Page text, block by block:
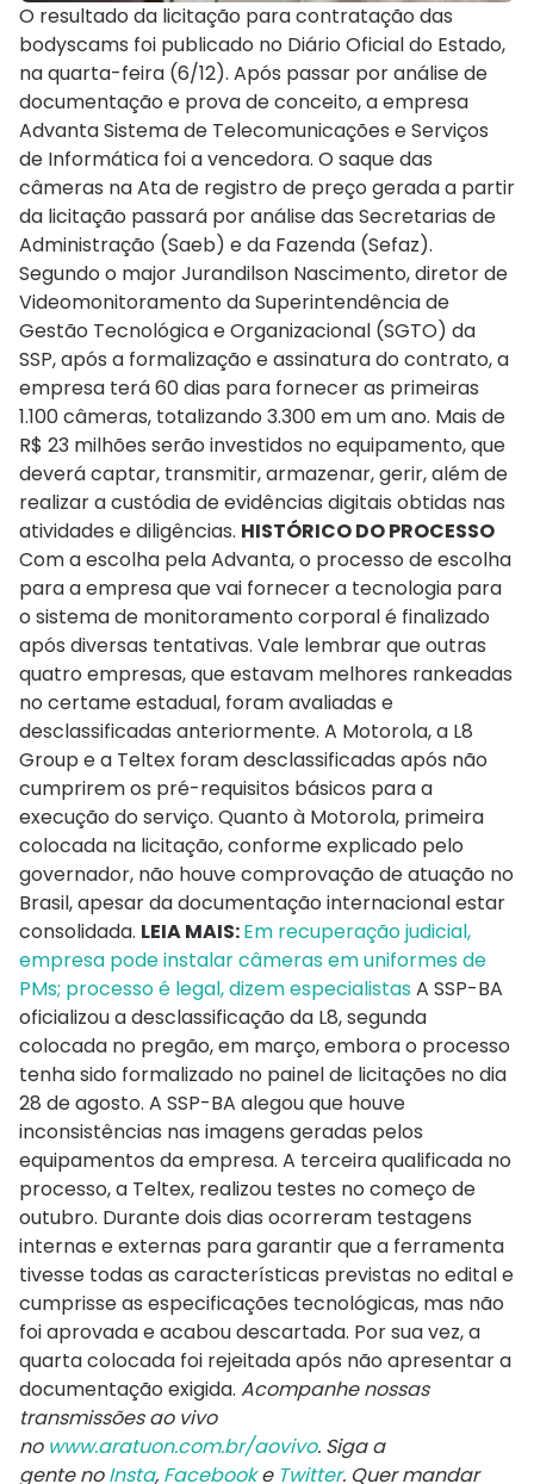
O resultado da licitação para contratação das
bodyscams foi publicado no Diário Oficial do Estado,
na quarta-feira (6/12). Após passar por análise de
documentação e prova de conceito, a empresa
Advanta Sistema de Telecomunicações e Serviços
de Informática foi a vencedora. O saque das
câmeras na Ata de registro de preço gerada a partir
da licitação passará por análise das Secretarias de
Administração (Saeb) e da Fazenda (Sefaz).
Segundo o major Jurandilson Nascimento, diretor de
Videomonitoramento da Superintendência de
Gestão Tecnológica e Organizacional (SGTO) da
SSP, após a formalização e assinatura do contrato, a
empresa terá 60 dias para fornecer as primeiras
1.100 câmeras, totalizando 3.300 em um ano. Mais de
R$ 23 milhões serão investidos no equipamento, que
deverá captar, transmitir, armazenar, gerir, além de
realizar a custódia de evidências digitais obtidas nas
atividades e diligências. HISTÓRICO DO PROCESSO
Com a escolha pela Advanta, o processo de escolha
para a empresa que vai fornecer a tecnologia para
o sistema de monitoramento corporal é finalizado
após diversas tentativas. Vale lembrar que outras
quatro empresas, que estavam melhores rankeadas
no certame estadual, foram avaliadas e
desclassificadas anteriormente. A Motorola, a L8
Group e a Teltex foram desclassificadas após não
cumprirem os pré-requisitos básicos para a
execução do serviço. Quanto à Motorola, primeira
colocada na licitação, conforme explicado pelo
governador, não houve comprovação de atuação no
Brasil, apesar da documentação internacional estar
consolidada. LEIA MAIS:Em recuperação judicial,
empresa pode instalar câmeras em uniformes de
PMs; processo é legal, dizem especialistasA SSP-BA
oficializou a desclassificação da L8, segunda
colocada no pregão, em março, embora o processo
tenha sido formalizado no painel de licitações no dia
28 de agosto. A SSP-BA alegou que houve
inconsistências nas imagens geradas pelos
equipamentos da empresa. A terceira qualificada no
processo, a Teltex, realizou testes no começo de
outubro. Durante dois dias ocorreram testagens
internas e externas para garantir que a ferramenta
tivesse todas as características previstas no edital e
cumprisse as especificações tecnológicas, mas não
foi aprovada e acabou descartada. Por sua vez, a
quarta colocada foi rejeitada após não apresentar a
documentação exigida. Acompanhe nossas
transmissões ao vivo
no www.aratuon.com.br/aovivo. Siga a
gentenoInsta, Facebooke Twitter. Quer mandar